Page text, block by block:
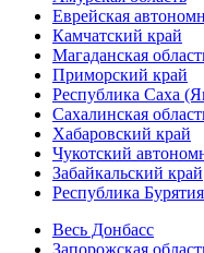
Еврейская
Камчатский край
Магаданская
Приморский край
Республика Саха
Сахалинская
Хабаровский край
Чукотский
Забайкальский край
Республика Бурятия
Весь Донбасс
Запорожская